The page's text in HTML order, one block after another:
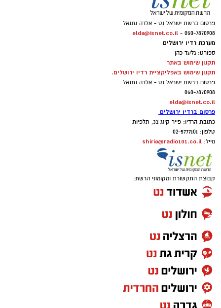
פרסום ברשת ישראל נט - אלדה נתנאל
050-7870908 -
elda@isnet.co.il
מערכת רדיו ירושלים
ספורט: גלעד כהן
תקנון שימוש באתר
תקנון שימוש באפליקציית רדיו ירושלים.
פרסום ברשת ישראל נט - אלדה נתנאל
050-7870908
elda@isnet.co.il
פרסום ברדיו ירושלים
כתובת הרדיו: פייר קינג 32, תלפיות
טלפון: 02-5777101
מייל: shirie@radio101.co.il
קבוצת התקשורת ומקומוני הרשת: